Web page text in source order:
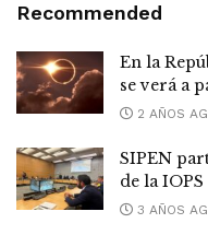
Recommended
En la
se verá a
2 AÑOS
SIPEN
de la IOPS
3 AÑOS